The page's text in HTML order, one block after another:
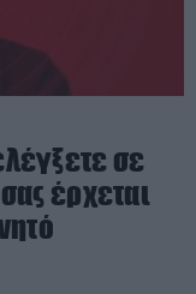
σε
έρχεται